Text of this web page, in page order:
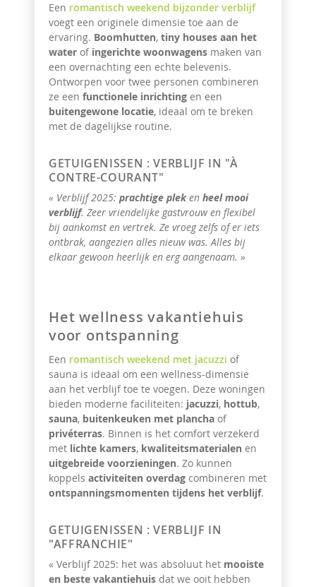
Een romantisch weekend bijzonder verblijf
voegt een originele dimensie toe aan de
ervaring. Boomhutten, tiny houses aan het
water of ingerichte woonwagens maken van
een overnachting een echte belevenis.
Ontworpen voor twee personen combineren
ze een functionele inrichting en een
buitengewone locatie, ideaal om te breken
met de dagelijkse routine.
GETUIGENISSEN : VERBLIJF IN "À
CONTRE-COURANT"
« Verblijf 2025: prachtige pleken heel mooi
verblijf. Zeer vriendelijke gastvrouw en flexibel
bij aankomst en vertrek. Ze vroeg zelfs of er iets
ontbrak, aangezien alles nieuw was. Alles bij
elkaar gewoon heerlijk en erg aangenaam. »
Het wellness vakantiehuis
voor ontspanning
Een romantisch weekend met jacuzzi of
sauna is ideaal om een wellness-dimensie
aan het verblijf toe te voegen. Deze woningen
bieden moderne faciliteiten: jacuzzi, hottub,
sauna, buitenkeuken met plancha of
privéterras. Binnen is het comfort verzekerd
met lichte kamers, kwaliteitsmaterialen en
uitgebreide voorzieningen. Zo kunnen
koppels activiteiten overdag combineren met
ontspanningsmomenten tijdens het verblijf.
GETUIGENISSEN : VERBLIJF IN
"AFFRANCHIE"
« Verblijf 2025: het was absoluut het mooiste
en beste vakantiehuis dat we ooit hebben